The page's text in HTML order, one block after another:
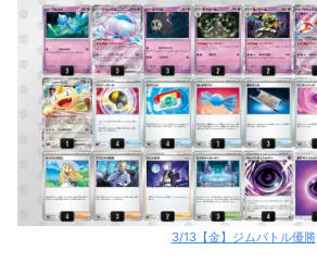
3/13【金】ジムバトル優勝